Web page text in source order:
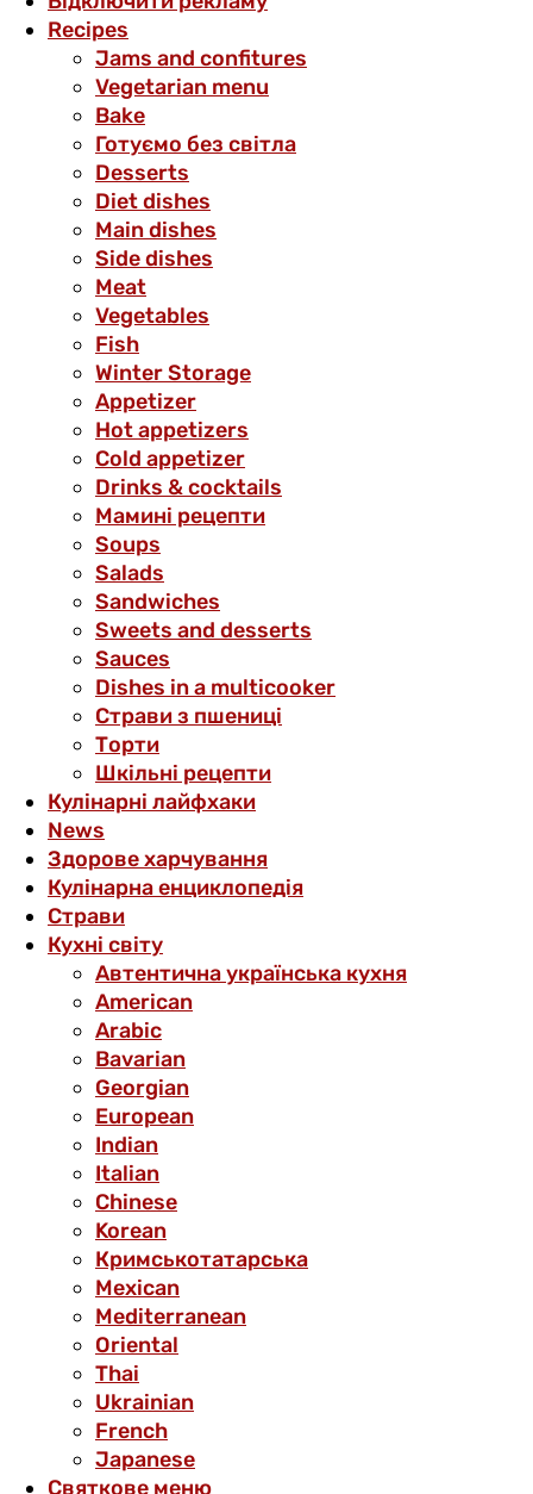
Recipes
Jams and confitures
Vegetarian menu
Bake
Готуємо без світла
Desserts
Diet dishes
Main dishes
Side dishes
Meat
Vegetables
Fish
Winter Storage
Аppetizer
Hot appetizers
Cold appetizer
Drinks & cocktails
Мамині рецепти
Soups
Salads
Sandwiches
Sweets and desserts
Sauces
Dishes in a multicooker
Страви з пшениці
Торти
Шкільні рецепти
Кулінарні лайфхаки
News
Здорове харчування
Кулінарна енциклопедія
Страви
Кухні світу
Автентична українська кухня
American
Arabic
Bavarian
Georgian
European
Indian
Italian
Chinese
Korean
Кримськотатарська
Mexican
Mediterranean
Oriental
Thai
Ukrainian
French
Japanese
Святкове меню